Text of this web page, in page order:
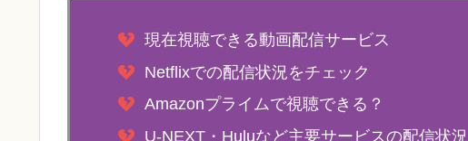
現在視聴できる動画配信サービス
Netflixでの配信状況をチェック
Amazonプライムで視聴できる？
U-NEXT・Huluなど主要サービスの配信状況